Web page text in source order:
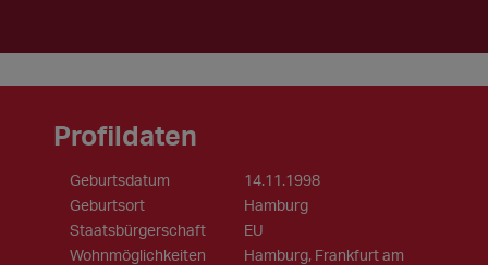
Profildaten
Geburtsdatum
14.11.1998
Geburtsort
Hamburg
Staatsbürgerschaft
EU
Wohnmöglichkeiten
Hamburg, Frankfurt am